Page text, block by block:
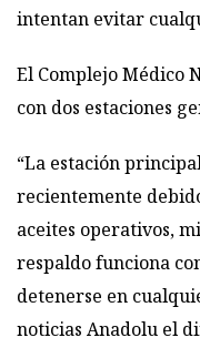
intentan evitar
El Complejo Médico
con dos estaciones
“La estación
recientemente
aceites operativos,
respaldo funciona
detenerse en
noticias Anadolu el